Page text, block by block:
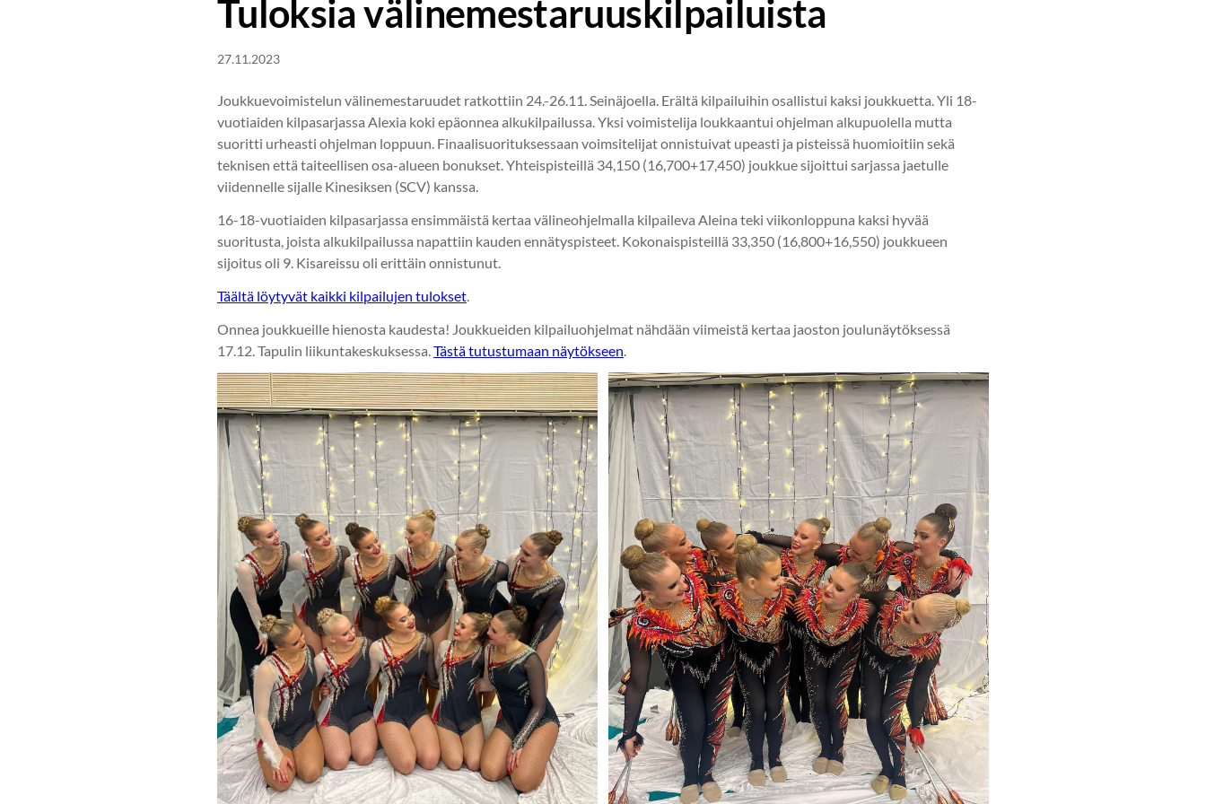
Tuloksia välinemestaruuskilpailuista
27.11.2023
Joukkuevoimistelun välinemestaruudet ratkottiin 24.-26.11. Seinäjoella. Erältä kilpailuihin osallistui kaksi joukkuetta. Yli 18-
vuotiaiden kilpasarjassa Alexia koki epäonnea alkukilpailussa. Yksi voimistelija loukkaantui ohjelman alkupuolella mutta
suoritti urheasti ohjelman loppuun. Finaalisuorituksessaan voimsitelijat onnistuivat upeasti ja pisteissä huomioitiin sekä
teknisen että taiteellisen osa-alueen bonukset. Yhteispisteillä 34,150 (16,700+17,450) joukkue sijoittui sarjassa jaetulle
viidennelle sijalle Kinesiksen (SCV) kanssa.
16-18-vuotiaiden kilpasarjassa ensimmäistä kertaa välineohjelmalla kilpaileva Aleina teki viikonloppuna kaksi hyvää
suoritusta, joista alkukilpailussa napattiin kauden ennätyspisteet. Kokonaispisteillä 33,350 (16,800+16,550) joukkueen
sijoitus oli 9. Kisareissu oli erittäin onnistunut.
Täältä löytyvät kaikki kilpailujen tulokset.
Onnea joukkueille hienosta kaudesta! Joukkueiden kilpailuohjelmat nähdään viimeistä kertaa jaoston joulunäytöksessä
17.12. Tapulin liikuntakeskuksessa. Tästä tutustumaan näytökseen